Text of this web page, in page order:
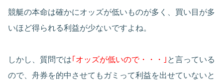
競艇の本命は確かにオッズが低いものが多く、買い目が多
いほど得られる利益が少ないですよね。
しかし、質問では｢オッズが低いので・・・｣ と言っている
ので、舟券を的中させてもガミって利益を出せていないと